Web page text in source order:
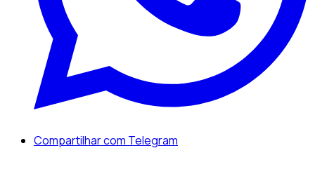
Compartilhar com Telegram